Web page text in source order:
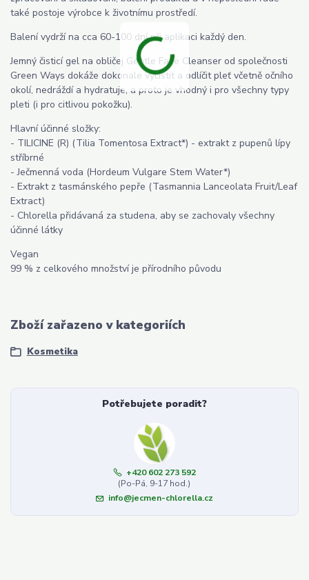
také postoje výrobce k životnímu prostředí.
Balení vydrží na cca 60-100 dní při aplikaci každý den.
Jemný čisticí gel na obličej Gentle Face Cleanser od společnosti
Green Ways dokáže dokonale vyčistit a odlíčit pleť včetně očního
okolí, nedráždí a hydratuje, a proto je vhodný i pro všechny typy
pleti (i pro citlivou pokožku).
Hlavní účinné složky:
- TILICINE (R) (Tilia Tomentosa Extract*) - extrakt z pupenů lípy
stříbrné
- Ječmenná voda (Hordeum Vulgare Stem Water*)
- Extrakt z tasmánského pepře (Tasmannia Lanceolata Fruit/Leaf
Extract)
- Chlorella přidávaná za studena, aby se zachovaly všechny
účinné látky
Vegan
99 % z celkového množství je přírodního původu
Zboží zařazeno v kategoriích
Kosmetika
Potřebujete poradit?
+420 602 273 592
(Po-Pá, 9-17 hod.)
info@jecmen-chlorella.cz